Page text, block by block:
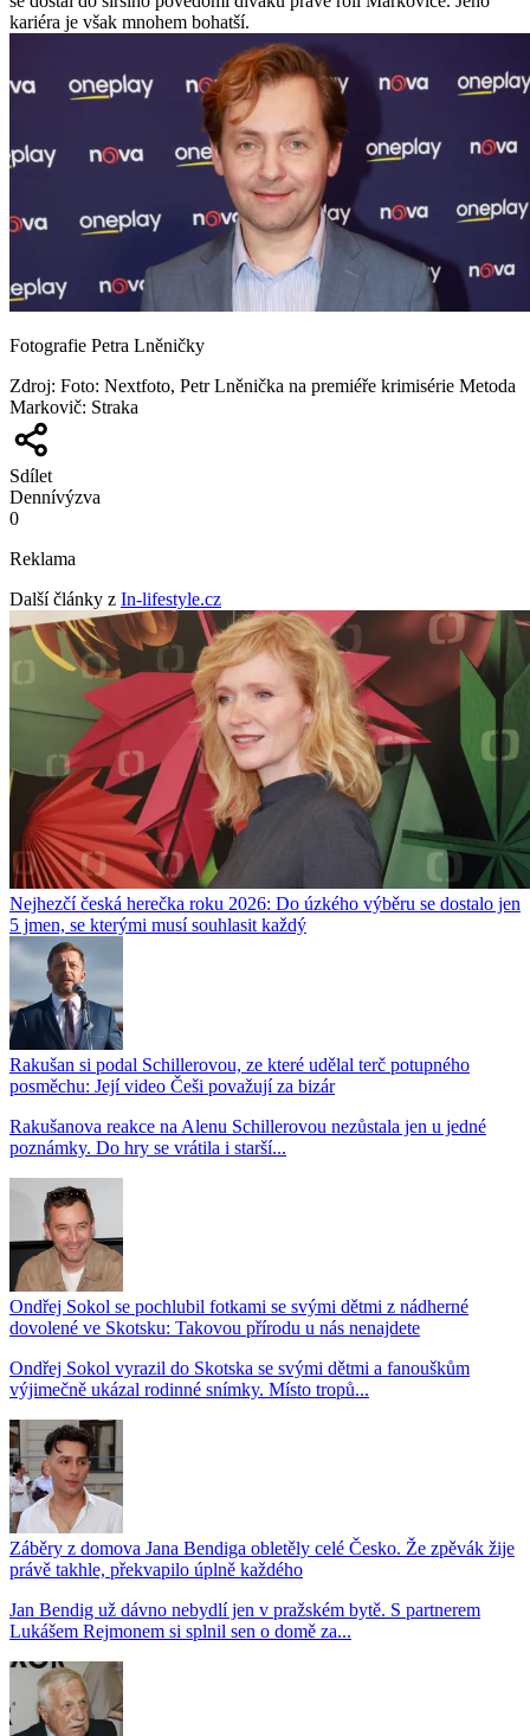
kariéra je však mnohem bohatší.
Fotografie Petra Lněničky
Zdroj: Foto: Nextfoto, Petr Lněnička na premiéře krimisérie Metoda
Markovič: Straka
Sdílet
Dennívýzva
0
Reklama
Další články z In-lifestyle.cz
Nejhezčí česká herečka roku 2026: Do úzkého výběru se dostalo jen
5 jmen, se kterými musí souhlasit každý
Rakušan si podal Schillerovou, ze které udělal terč potupného
posměchu: Její video Češi považují za bizár
Rakušanova reakce na Alenu Schillerovou nezůstala jen u jedné
poznámky. Do hry se vrátila i starší...
Ondřej Sokol se pochlubil fotkami se svými dětmi z nádherné
dovolené ve Skotsku: Takovou přírodu u nás nenajdete
Ondřej Sokol vyrazil do Skotska se svými dětmi a fanouškům
výjimečně ukázal rodinné snímky. Místo tropů...
Záběry z domova Jana Bendiga obletěly celé Česko. Že zpěvák žije
právě takhle, překvapilo úplně každého
Jan Bendig už dávno nebydlí jen v pražském bytě. S partnerem
Lukášem Rejmonem si splnil sen o domě za...